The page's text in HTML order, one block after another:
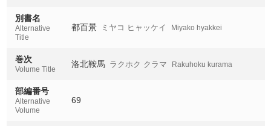
Rokkakudo saigoku juhachiban reisho
Shijo no nanatsuji
Honganji
別書名
Alternative
Title
都百景 ミヤコ ヒャッケイ Miyako hyakkei
巻次
Volume Title
洛北鞍馬 ラクホク クラマ Rakuhoku kurama
部編番号
Alternative
Volume
69